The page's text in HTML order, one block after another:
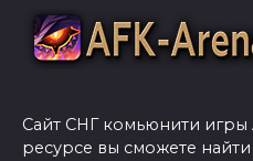
Сайт СНГ комьюнити игры
ресурсе вы сможете